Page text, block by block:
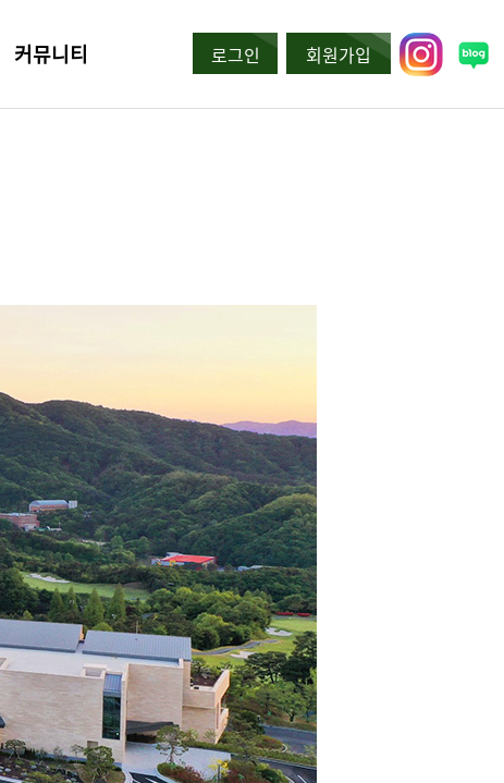
커뮤니티 로그인 회원가입